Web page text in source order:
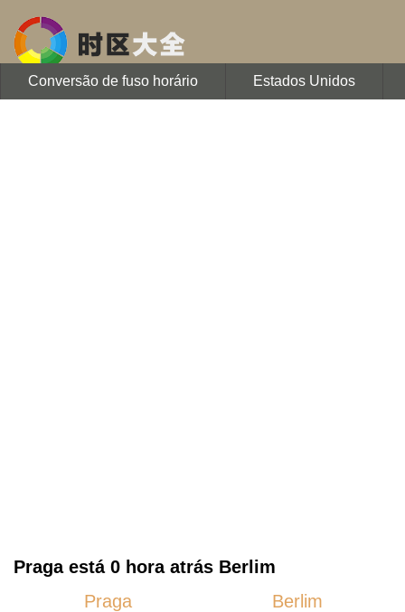
Conversão de fuso horário Estados Unidos
Praga está 0 hora atrás Berlim
Praga
Berlim